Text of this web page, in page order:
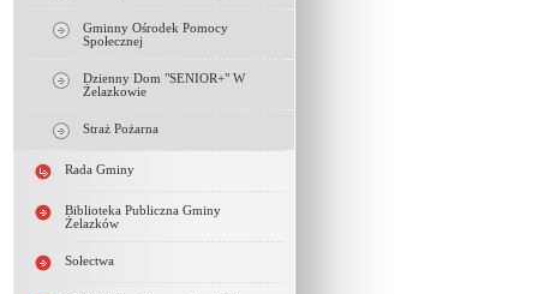
Gminny Ośrodek Pomocy
Społecznej
Dzienny Dom "SENIOR+" W
Żelazkowie
Straż Pożarna
Rada Gminy
Biblioteka Publiczna Gminy
Żelazków
Sołectwa